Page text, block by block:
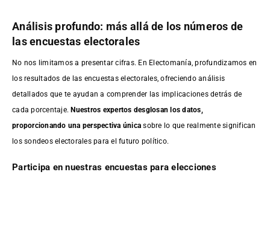
Análisis profundo: más allá de los números de
las encuestas electorales
No nos limitamos a presentar cifras. En Electomanía, profundizamos en
los resultados de las encuestas electorales, ofreciendo análisis
detallados que te ayudan a comprender las implicaciones detrás de
cada porcentaje.Nuestros expertos desglosan los datos,
proporcionando una perspectiva única sobre lo que realmente significan
los sondeos electorales para el futuro político.
Participa en nuestras encuestas para elecciones